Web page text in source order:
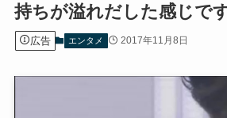
持ちが溢れだした感じで
広告 エンタメ 2017年11月8日